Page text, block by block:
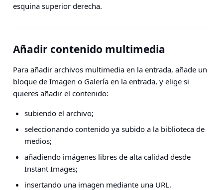
esquina superior derecha.
Añadir contenido multimedia
Para añadir archivos multimedia en la entrada, añade un
bloque de Imagen o Galería en la entrada, y elige si
quieres añadir el contenido:
subiendo el archivo;
seleccionando contenido ya subido a la biblioteca de
medios;
añadiendo imágenes libres de alta calidad desde
Instant Images;
insertando una imagen mediante una URL.